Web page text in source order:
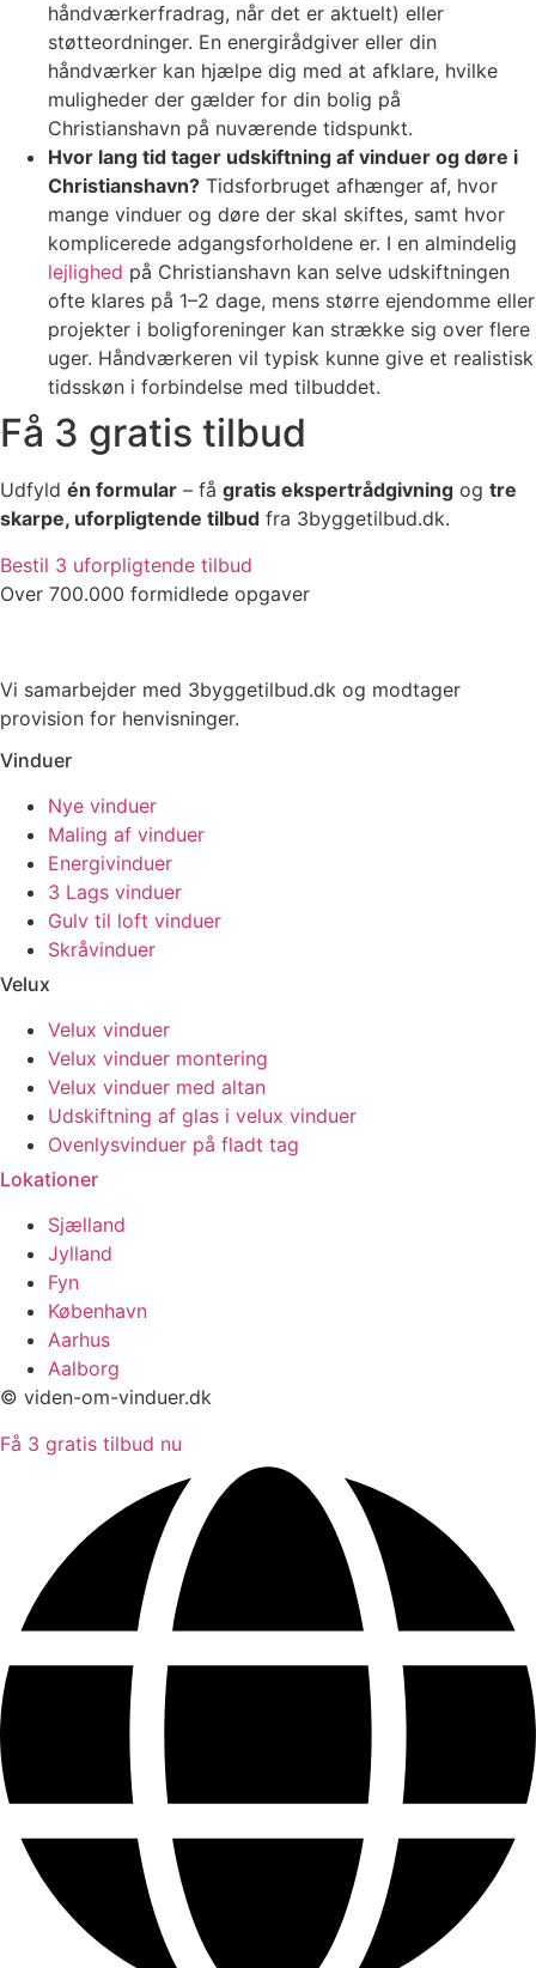
håndværkerfradrag, når det er aktuelt) eller
støtteordninger. En energirådgiver eller din
håndværker kan hjælpe dig med at afklare, hvilke
muligheder der gælder for din bolig på
Christianshavn på nuværende tidspunkt.
Hvor lang tid tager udskiftning af vinduer og døre i
Christianshavn? Tidsforbruget afhænger af, hvor
mange vinduer og døre der skal skiftes, samt hvor
komplicerede adgangsforholdene er. I en almindelig
lejlighed på Christianshavn kan selve udskiftningen
ofte klares på 1–2 dage, mens større ejendomme eller
projekter i boligforeninger kan strække sig over flere
uger. Håndværkeren vil typisk kunne give et realistisk
tidsskøn i forbindelse med tilbuddet.
Få 3 gratis tilbud
Udfyld én formular – få gratis ekspertrådgivning og tre
skarpe, uforpligtende tilbud fra 3byggetilbud.dk.
Bestil 3 uforpligtende tilbud
Over 700.000 formidlede opgaver
Vi samarbejder med 3byggetilbud.dk og modtager
provision for henvisninger.
Vinduer
Nye vinduer
Maling af vinduer
Energivinduer
3 Lags vinduer
Gulv til loft vinduer
Skråvinduer
Velux
Velux vinduer
Velux vinduer montering
Velux vinduer med altan
Udskiftning af glas i velux vinduer
Ovenlysvinduer på fladt tag
Lokationer
Sjælland
Jylland
Fyn
København
Aarhus
Aalborg
© viden-om-vinduer.dk
Få 3 gratis tilbud nu